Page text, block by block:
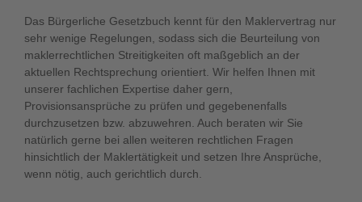
Das Bürgerliche Gesetzbuch kennt für den Maklervertrag nur
sehr wenige Regelungen, sodass sich die Beurteilung von
maklerrechtlichen Streitigkeiten oft maßgeblich an der
aktuellen Rechtsprechung orientiert. Wir helfen Ihnen mit
unserer fachlichen Expertise daher gern,
Provisionsansprüche zu prüfen und gegebenenfalls
durchzusetzen bzw. abzuwehren. Auch beraten wir Sie
natürlich gerne bei allen weiteren rechtlichen Fragen
hinsichtlich der Maklertätigkeit und setzen Ihre Ansprüche,
wenn nötig, auch gerichtlich durch.